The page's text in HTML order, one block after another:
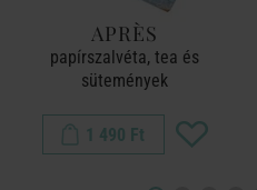
APRÈS
papírszalvéta, tea és
sütemények
1 490 Ft